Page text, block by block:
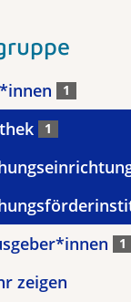
1
1
1
zeigen